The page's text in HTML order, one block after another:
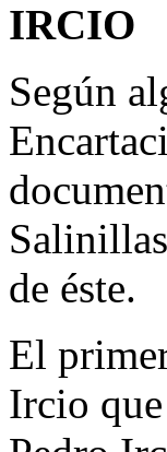
IRCIO
Según
de éste.
El
Ircio